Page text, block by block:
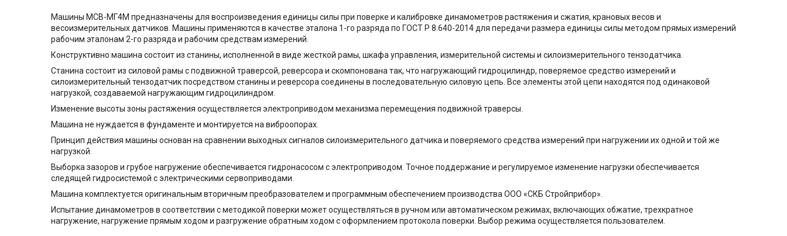
Машины МСВ-МГ4М предназначены для воспроизведения единицы силы при поверке и калибровке динамометров растяжения и сжатия, крановых весов и
весоизмерительных датчиков. Машины применяются в качестве эталона 1-го разряда по ГОСТ Р 8.640-2014 для передачи размера единицы силы методом прямых измерений
рабочим эталонам 2-го разряда и рабочим средствам измерений.
Конструктивно машина состоит из станины, исполненной в виде жесткой рамы, шкафа управления, измерительной системы и силоизмерительного тензодатчика.
Станина состоит из силовой рамы с подвижной траверсой, реверсора и скомпонована так, что нагружающий гидроцилиндр, поверяемое средство измерений и
силоизмерительный тензодатчик посредством станины и реверсора соединены в последовательную силовую цепь. Все элементы этой цепи находятся под одинаковой
нагрузкой, создаваемой нагружающим гидроцилиндром.
Изменение высоты зоны растяжения осуществляется электроприводом механизма перемещения подвижной траверсы.
Машина не нуждается в фундаменте и монтируется на виброопорах.
Принцип действия машины основан на сравнении выходных сигналов силоизмерительного датчика и поверяемого средства измерений при нагружении их одной и той же
нагрузкой.
Выборка зазоров и грубое нагружение обеспечивается гидронасосом с электроприводом. Точное поддержание и регулируемое изменение нагрузки обеспечивается
следящей гидросистемой с электрическими сервоприводами.
Машина комплектуется оригинальным вторичным преобразователем и программным обеспечением производства ООО «СКБ Стройприбор».
Испытание динамометров в соответствии с методикой поверки может осуществляться в ручном или автоматическом режимах, включающих обжатие, трехкратное
нагружение, нагружение прямым ходом и разгружение обратным ходом с оформлением протокола поверки. Выбор режима осуществляется пользователем.